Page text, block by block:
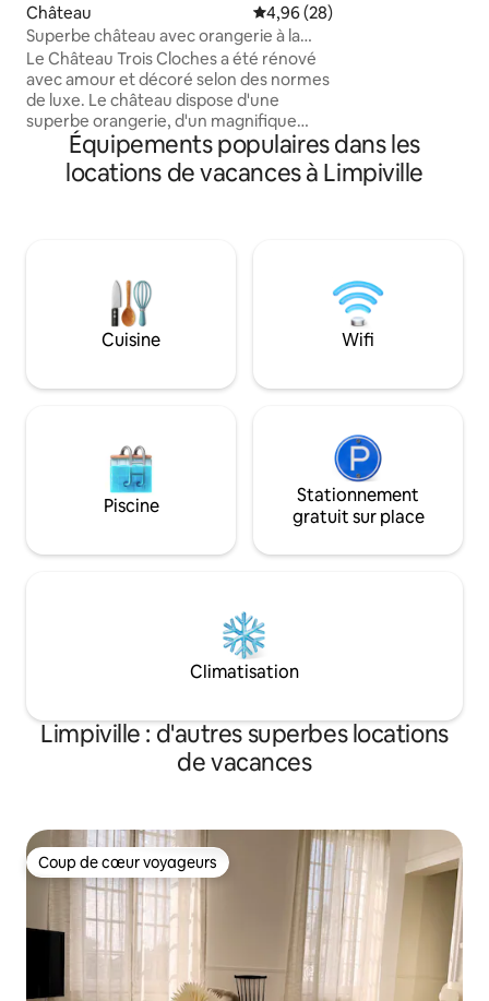
Château Évaluation moyenne sur la
4,96 (28)
Superbe château avec orangerie à la
campagne
Le Château Trois Cloches a été rénové
avec amour et décoré selon des normes
de luxe. Le château dispose d'une
superbe orangerie, d'un magnifique
salon, d'une salle à manger, d'une cuisine
et d'un grand jardin. Parfait pour les
grands groupes à la recherche d'une
naturelle est en cours de
construction* Le reste du château a de
magnifiques finitions de haut niveau.
Votre réservation permet de poursuivre
Draps,
fournis
Équipements populaires dans les
locations de vacances à Limpiville
Cuisine Wifi
Piscine
Stationnement
gratuit sur place
Climatisation
Limpiville : d'autres superbes locations
de vacances
Coup de cœur voyageurs
Coup de cœur voyageurs